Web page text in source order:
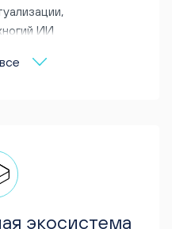
ИИ
приложений
экосистема